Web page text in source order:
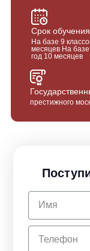
Срок обучения
На базе 9
месяцев На базе
год 10 месяцев
престижного